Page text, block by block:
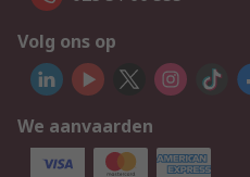
Volg ons op
We aanvaarden